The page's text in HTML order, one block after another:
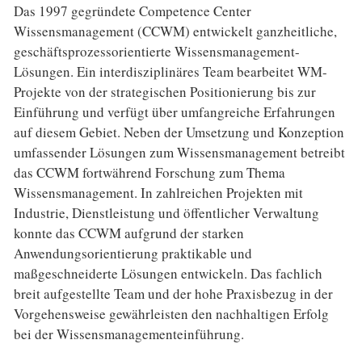
Das 1997 gegründete Competence Center
Wissensmanagement (CCWM) entwickelt ganzheitliche,
geschäftsprozessorientierte Wissensmanagement-
Lösungen. Ein interdisziplinäres Team bearbeitet WM-
Projekte von der strategischen Positionierung bis zur
Einführung und verfügt über umfangreiche Erfahrungen
auf diesem Gebiet. Neben der Umsetzung und Konzeption
umfassender Lösungen zum Wissensmanagement betreibt
das CCWM fortwährend Forschung zum Thema
Wissensmanagement. In zahlreichen Projekten mit
Industrie, Dienstleistung und öffentlicher Verwaltung
konnte das CCWM aufgrund der starken
Anwendungsorientierung praktikable und
maßgeschneiderte Lösungen entwickeln. Das fachlich
breit aufgestellte Team und der hohe Praxisbezug in der
Vorgehensweise gewährleisten den nachhaltigen Erfolg
bei der Wissensmanagementeinführung.